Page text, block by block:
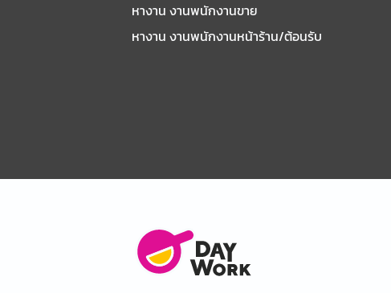
หางาน งานพนักงานขาย
หางาน งานพนักงานหน้าร้าน/ต้อนรับ